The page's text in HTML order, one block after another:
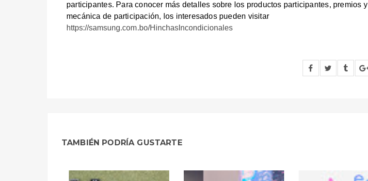
participantes. Para conocer más detalles sobre los productos participantes, premios y
mecánica de participación, los interesados pueden visitar
https://samsung.com.bo/HinchasIncondicionales
TAMBIÉN PODRÍA GUSTARTE